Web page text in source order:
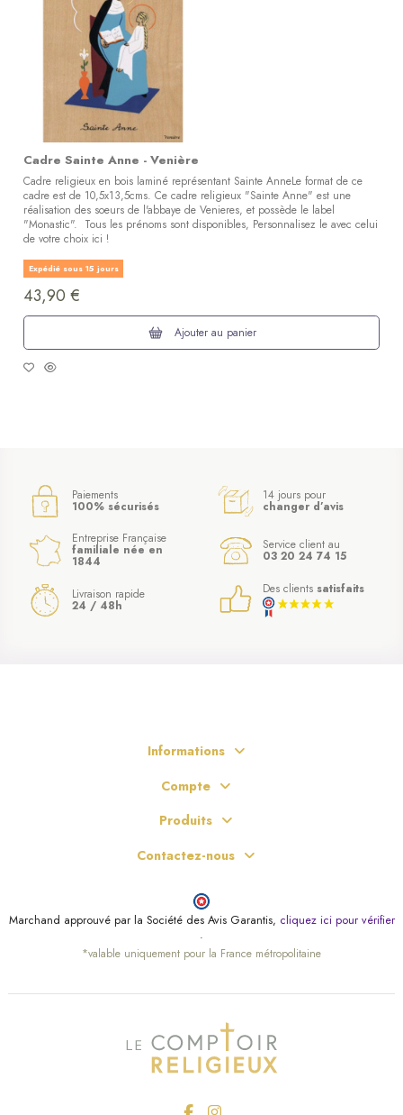
Cadre Sainte Anne - Venière
Cadre religieux en bois laminé représentant Sainte AnneLe format de ce
cadre est de 10,5x13,5cms. Ce cadre religieux "Sainte Anne" est une
réalisation des soeurs de l'abbaye de Venieres, et possède le label
"Monastic". Tous les prénoms sont disponibles, Personnalisez le avec celui
de votre choix ici !
Expédié sous 15 jours
43,90 €
Ajouter au panier
Paiements
100% sécurisés
14 jours pour
changer d’avis
Entreprise Française
familiale née en
1844
Service client au
03 20 24 74 15
Livraison rapide
24 / 48h
Des clients satisfaits
Informations
Compte
Produits
Contactez-nous
Marchand approuvé par la Société des Avis Garantis, cliquez ici pour vérifier
.
*valable uniquement pour la France métropolitaine